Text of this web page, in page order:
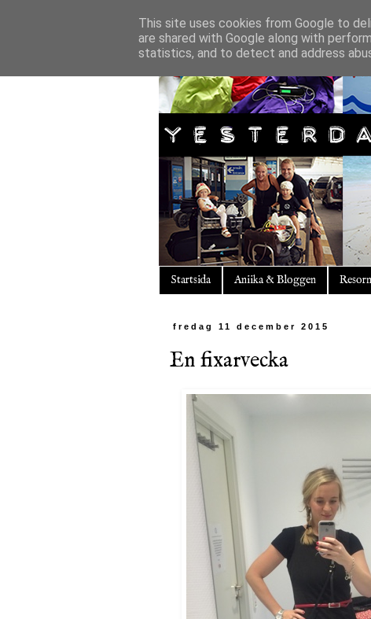
Startsida Aniika & Bloggen
fredag 11 december 2015
En fixarvecka
This site uses cookies from Google to
are shared with Google along with
statistics, and to detect and address